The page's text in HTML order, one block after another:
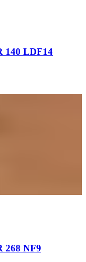
140 LDF14
268 NF9